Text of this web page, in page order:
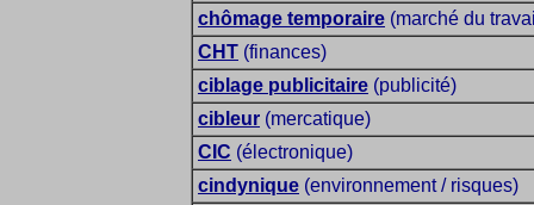
chômage temporaire (marché du
CHT (finances)
ciblage publicitaire (publicité)
cibleur (mercatique)
CIC (électronique)
cindynique (environnement / risques)